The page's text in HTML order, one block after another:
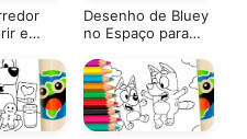
e
Cores
Desenho de Bluey
no Espaço para
Online Agora ou
Imprima em PDF